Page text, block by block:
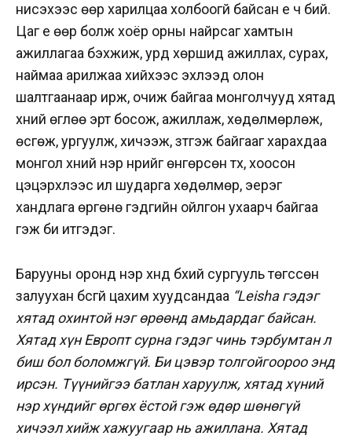
нисэхээс өөр харилцаа холбоогүй байсан үе ч бий.
Цаг үе өөр болж хоёр орны найрсаг хамтын
ажиллагаа бэхжиж, урд хөршид ажиллах, сурах,
наймаа арилжаа хийхээс эхлээд олон
шалтгаанаар ирж, очиж байгаа монголчууд хятад
хүний өглөө эрт босож, ажиллаж, хөдөлмөрлөж,
өсгөж, ургуулж, хичээж, зүтгэж байгааг харахдаа
монгол хүний нэр нүүрийг өнгөрсөн түүх, хоосон
цэцэрхлээс илүү шударга хөдөлмөр, эерэг
хандлага өргөнө гэдгийн ойлгон ухаарч байгаа
гэж би итгэдэг.
Барууны оронд нэр хүнд бүхий сургууль төгссөн
залуухан бүсгүй цахим хуудсандаа “Lеisha гэдэг
хятад охинтой нэг өрөөнд амьдардаг байсан.
Хятад хүн Европт сурна гэдэг чинь тэрбумтан л
биш бол боломжгүй. Би цэвэр толгойгоороо энд
ирсэн. Түүнийгээ батлан харуулж, хятад хүний
нэр хүндийг өргөх ёстой гэж өдөр шөнөгүй
хичээл хийж хажуугаар нь ажиллана. Хятад